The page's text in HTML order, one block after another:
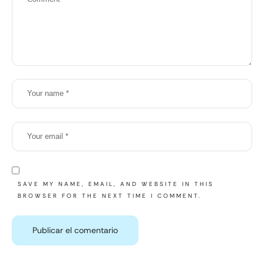
SAVE MY NAME, EMAIL, AND WEBSITE IN THIS
BROWSER FOR THE NEXT TIME I COMMENT.